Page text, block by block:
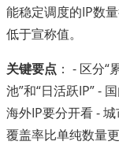
能稳定调度的IP数
低于宣称值。
关键要点 ： - 区分“
池”和“日活跃IP” -
海外IP要分开看 -
覆盖率比单纯数量